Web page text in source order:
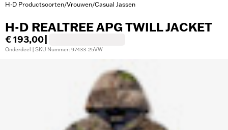
H-D Productsoorten/Vrouwen/Casual Jassen
H-D REALTREE APG TWILL JACKET
€ 193,00
Onderdeel | SKU Nummer: 97433-25VW